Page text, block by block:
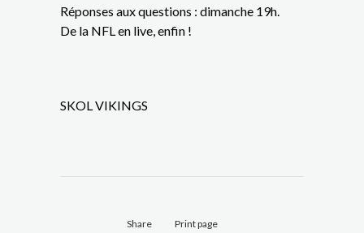
Réponses aux questions : dimanche 19h.
De la NFL en live, enfin !
SKOL VIKINGS
Share Print page